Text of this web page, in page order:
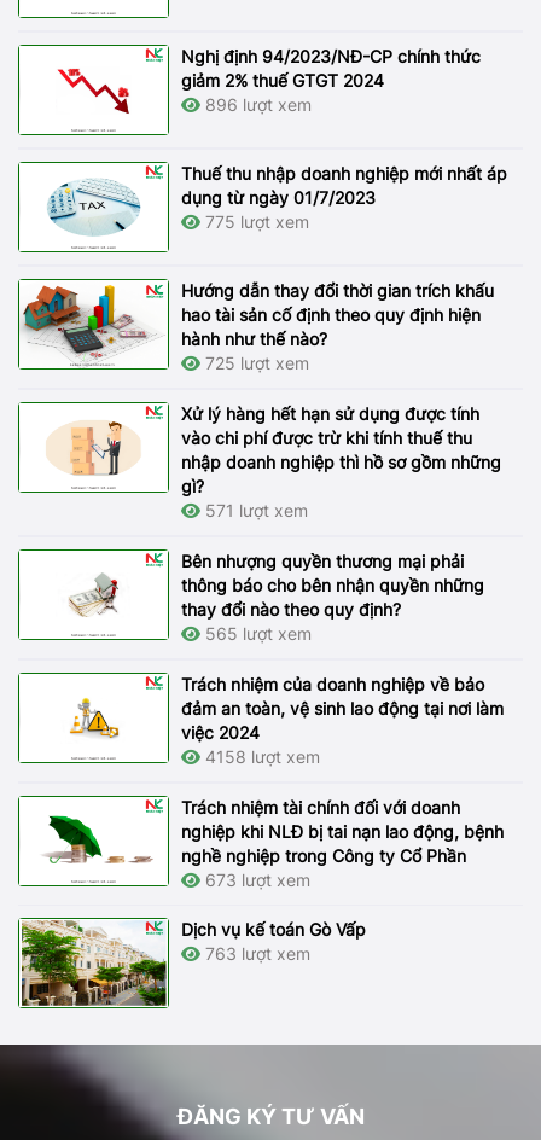
Nghị định 94/2023/NĐ-CP chính thức
giảm 2% thuế GTGT 2024
896 lượt xem
Thuế thu nhập doanh nghiệp mới nhất áp
dụng từ ngày 01/7/2023
775 lượt xem
Hướng dẫn thay đổi thời gian trích khấu
hao tài sản cố định theo quy định hiện
hành như thế nào?
725 lượt xem
Xử lý hàng hết hạn sử dụng được tính
vào chi phí được trừ khi tính thuế thu
nhập doanh nghiệp thì hồ sơ gồm những
gì?
571 lượt xem
Bên nhượng quyền thương mại phải
thông báo cho bên nhận quyền những
thay đổi nào theo quy định?
565 lượt xem
Trách nhiệm của doanh nghiệp về bảo
đảm an toàn, vệ sinh lao động tại nơi làm
việc 2024
4158 lượt xem
Trách nhiệm tài chính đối với doanh
nghiệp khi NLĐ bị tai nạn lao động, bệnh
nghề nghiệp trong Công ty Cổ Phần
673 lượt xem
Dịch vụ kế toán Gò Vấp
763 lượt xem
ĐĂNG KÝ TƯ VẤN